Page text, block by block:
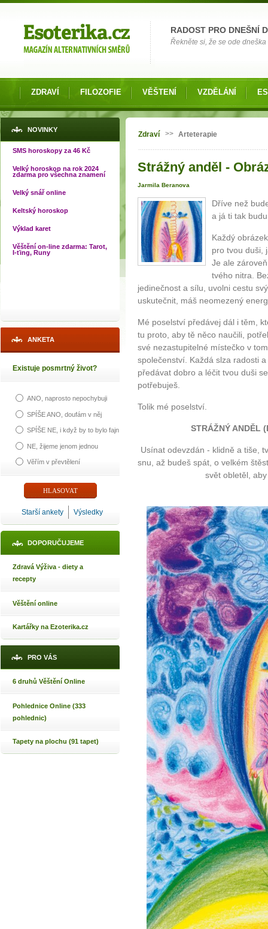
RADOST PRO DNEŠNÍ
Řekněte si, že se ode
ZDRAVÍ FILOZOFIE VĚŠTENÍ VZDĚLÁNÍ
NOVINKY
SMS horoskopy za 46 Kč
Velký horoskop na rok 2024
zdarma pro všechna znamení
Velký snář online
Keltský horoskop
Výklad karet
Věštění on-line zdarma: Tarot,
I-ťing, Runy
ANKETA
Existuje posmrtný život?
ANO, naprosto nepochybuji
SPÍŠE ANO, doufám v něj
SPÍŠE NE, i když by to bylo fajn
NE, žijeme jenom jednou
Věřím v převtělení
Starší ankety Výsledky
DOPORUČUJEME
Zdravá Výživa - diety a
recepty
Věštění online
Kartářky na Ezoterika.cz
PRO VÁS
6 druhů Věštění Online
Pohlednice Online (333
pohlednic)
Tapety na plochu (91 tapet)
Jste zde
Zdraví >> Arteterapie
Strážný anděl -
Jarmila Beranova
Dříve než
a já ti tak
Každý
pro tvou duši,
Je ale
tvého nitra.
jedinečnost a sílu, uvolni cestu
uskutečnit, máš neomezený
Mé poselství předávej dál i těm,
tu proto, aby tě něco naučili,
své nezastupitelné místečko v
společenství. Každá slza radosti
předávat dobro a léčit tvou duši
potřebuješ.
Tolik mé poselství.
STRÁŽNÝ
Usínat odevzdán - klidně a tiše,
snu, až budeš spát, o velkém
svět obletěl,